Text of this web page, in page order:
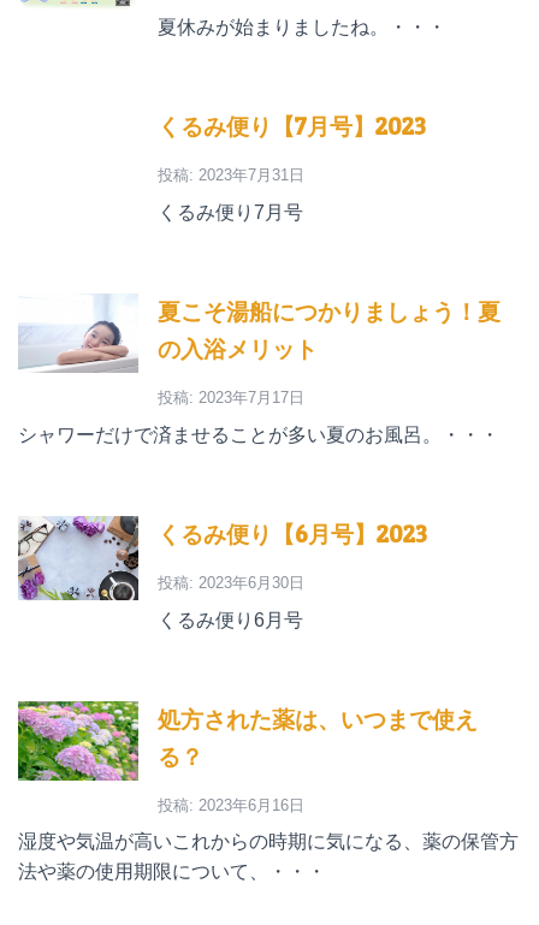
夏休みが始まりましたね。・・・
くるみ便り【7月号】2023
投稿: 2023年7月31日
くるみ便り7月号
夏こそ湯船につかりましょう！夏
の入浴メリット
投稿: 2023年7月17日
シャワーだけで済ませることが多い夏のお風呂。・・・
くるみ便り【6月号】2023
投稿: 2023年6月30日
くるみ便り6月号
処方された薬は、いつまで使え
る？
投稿: 2023年6月16日
湿度や気温が高いこれからの時期に気になる、薬の保管方
法や薬の使用期限について、・・・